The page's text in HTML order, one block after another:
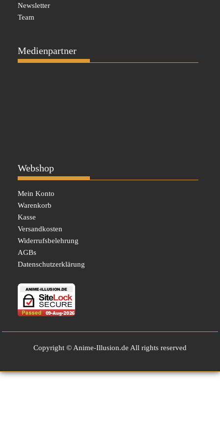
Newsletter
Team
Medienpartner
Webshop
Mein Konto
Warenkorb
Kasse
Versandkosten
Widerrufsbelehrung
AGBs
Datenschutzerklärung
Copyright © Anime-Illusion.de All rights reserved